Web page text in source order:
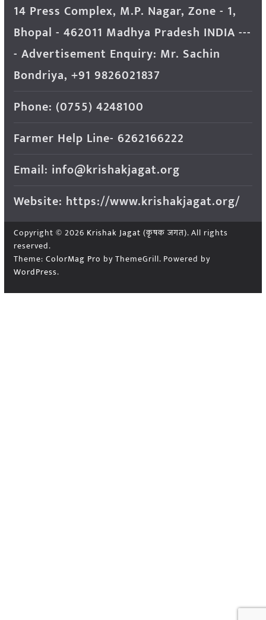
14 Press Complex, M.P. Nagar, Zone - 1,
Bhopal - 462011 Madhya Pradesh INDIA ---
- Advertisement Enquiry: Mr. Sachin
Bondriya, +91 9826021837
Phone: (0755) 4248100
Farmer Help Line- 6262166222
Email: info@krishakjagat.org
Website: https://www.krishakjagat.org/
Copyright © 2026 Krishak Jagat (कृषक जगत). All rights
reserved.
Theme: ColorMag Pro by ThemeGrill. Powered by
WordPress.